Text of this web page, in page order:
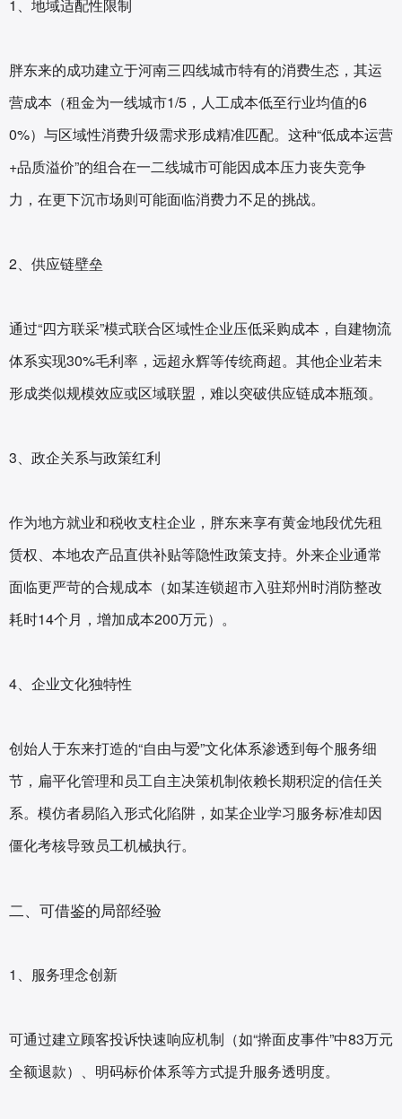
1、地域适配性限制‌
胖东来的成功建立于河南三四线城市特有的消费生态，其运
营成本（租金为一线城市1/5，人工成本低至行业均值的6
0%）与区域性消费升级需求形成精准匹配。这种“低成本运营
+品质溢价”的组合在一二线城市可能因成本压力丧失竞争
力，在更下沉市场则可能面临消费力不足的挑战。
2、供应链壁垒‌
通过“四方联采”模式联合区域性企业压低采购成本，自建物流
体系实现30%毛利率，远超永辉等传统商超。其他企业若未
形成类似规模效应或区域联盟，难以突破供应链成本瓶颈。
3、政企关系与政策红利‌
作为地方就业和税收支柱企业，胖东来享有黄金地段优先租
赁权、本地农产品直供补贴等隐性政策支持。外来企业通常
面临更严苛的合规成本（如某连锁超市入驻郑州时消防整改
耗时14个月，增加成本200万元）。
4、企业文化独特性‌
创始人于东来打造的“自由与爱”文化体系渗透到每个服务细
节，扁平化管理和员工自主决策机制依赖长期积淀的信任关
系。模仿者易陷入形式化陷阱，如某企业学习服务标准却因
僵化考核导致员工机械执行。
二、可借鉴的局部经验
1、服务理念创新‌
可通过建立顾客投诉快速响应机制（如“擀面皮事件”中83万元
全额退款）、明码标价体系等方式提升服务透明度。